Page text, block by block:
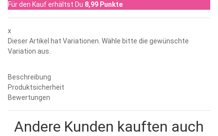
Für den Kauf erhältst Du 8,99 Punkte
x
Dieser Artikel hat Variationen. Wähle bitte die gewünschte
Variation aus.
Beschreibung
Produktsicherheit
Bewertungen
Andere Kunden kauften auch